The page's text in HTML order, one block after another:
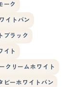
ーク
イトバン
ブラック
イト
クリームホワイト
ビーホワイトバン